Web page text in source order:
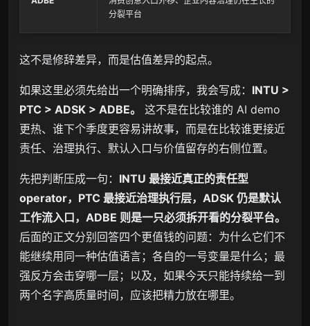
分裂平台
这不是修辞差异，而是估值差异的起点。
如果这里必须先给出一个明确排序，我会写成： INTU >
PTC > ADSK > ADBE。
这不是在比较谁的 AI demo
更热、谁下个季度更容易讲故事，而是在比较谁更接近
责任、治理执行、默认入口与价值留存的右侧位置。
先把判断压成一句： INTU 最接近真正的责任型
operator，PTC 最接近治理执行层，ADSK 仍是默认
工作流入口，ADBE 则是一只必须拆开看的分裂平台。
后面的正文分别回答四个更值钱的问题：为什么它们不
能继续用同一种估值语言；各自的一号变量是什么；最
强反方会击穿哪一层；以及，如果今天只能持续给一到
两个名字高质量时间，应该把精力放在哪里。